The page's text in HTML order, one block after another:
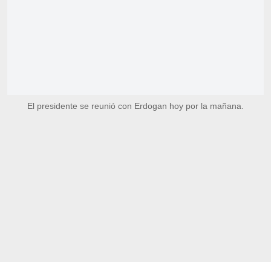
El presidente se reunió con Erdogan hoy por la mañana.